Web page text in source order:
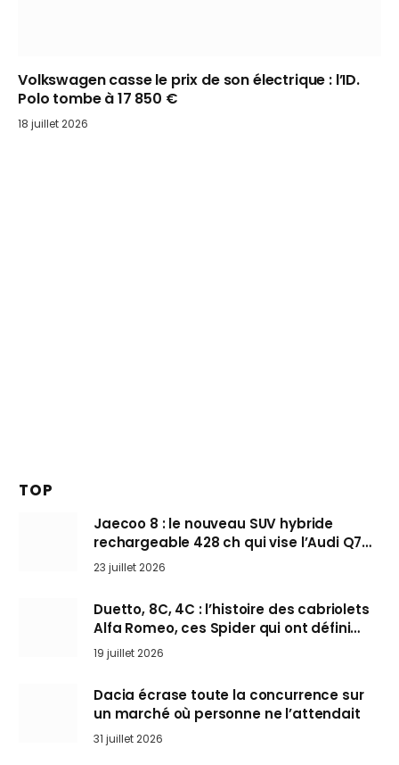
Volkswagen casse le prix de son électrique : l’ID.
Polo tombe à 17 850 €
18 juillet 2026
TOP
Jaecoo 8 : le nouveau SUV hybride
rechargeable 428 ch qui vise l’Audi Q7
arrive en Europe cet automne
23 juillet 2026
Duetto, 8C, 4C : l’histoire des cabriolets
Alfa Romeo, ces Spider qui ont défini
l’art de rouler cheveux au vent
19 juillet 2026
Dacia écrase toute la concurrence sur
un marché où personne ne l’attendait
31 juillet 2026